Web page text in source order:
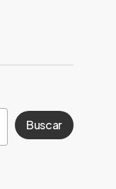
Buscar